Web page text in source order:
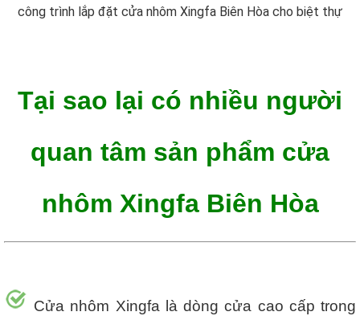
công trình lắp đặt cửa nhôm Xingfa Biên Hòa cho biệt thự
Tại sao lại có nhiều người
quan tâm sản phẩm cửa
nhôm Xingfa Biên Hòa
Cửa nhôm Xingfa là dòng cửa cao cấp trong